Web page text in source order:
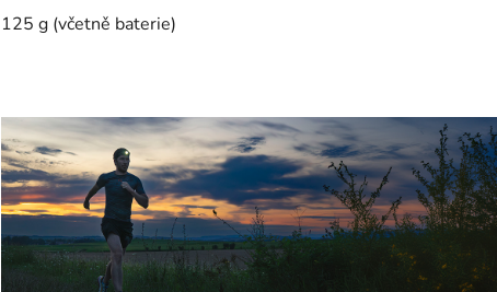
125 g (včetně baterie)